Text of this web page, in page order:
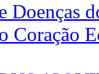
Doenças
Coração